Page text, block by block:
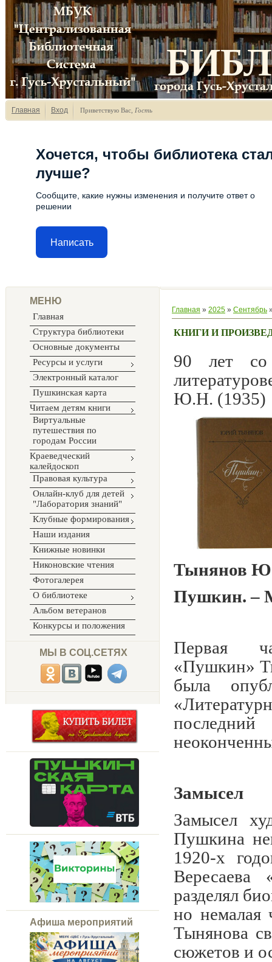
Главная Вход Приветствую Вас Гость
Хочется, чтобы библиотека
лучше?
Сообщите, какие нужны изменения и получите ответ о
решении
Написать
МЕНЮ
Главная
Структура библиотеки
Основные документы
Ресурсы и услуги
Электронный каталог
Пушкинская карта
Читаем детям книги
Виртуальные
путешествия по
городам России
Краеведческий
калейдоскоп
Правовая культура
Онлайн-клуб для детей
"Лаборатория знаний"
Клубные формирования
Наши издания
Книжные новинки
Никоновские чтения
Фотогалерея
О библиотеке
Альбом ветеранов
Конкурсы и положения
МЫ В СОЦ.СЕТЯХ
Афиша мероприятий
Главная » 2025 » Сентябрь
КНИГИ И
90 лет со
Ю.Н. (1935)
Тынянов
Пушкин. –
Первая
«Пушкин»
была
Замысел
Замысел
Пушкина
1920-х
разделял
но немалая
Тынянова
сюжетов и